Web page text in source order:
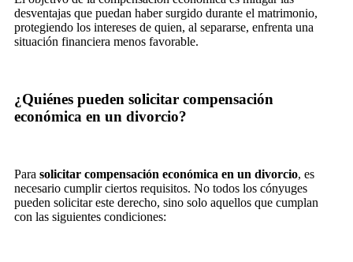
desventajas que puedan haber surgido durante el matrimonio,
protegiendo los intereses de quien, al separarse, enfrenta una
situación financiera menos favorable.
¿Quiénes pueden solicitar compensación
económica en un divorcio?
Para solicitar compensación económica en un divorcio, es
necesario cumplir ciertos requisitos. No todos los cónyuges
pueden solicitar este derecho, sino solo aquellos que cumplan
con las siguientes condiciones: